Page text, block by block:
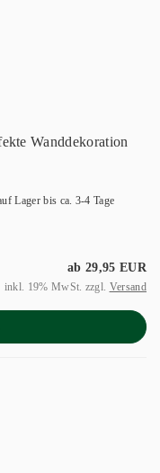
Wanddekoration
Lager bis ca. 3-4 Tage
ab 29,95 EUR
inkl. 19% MwSt. zzgl. Versand